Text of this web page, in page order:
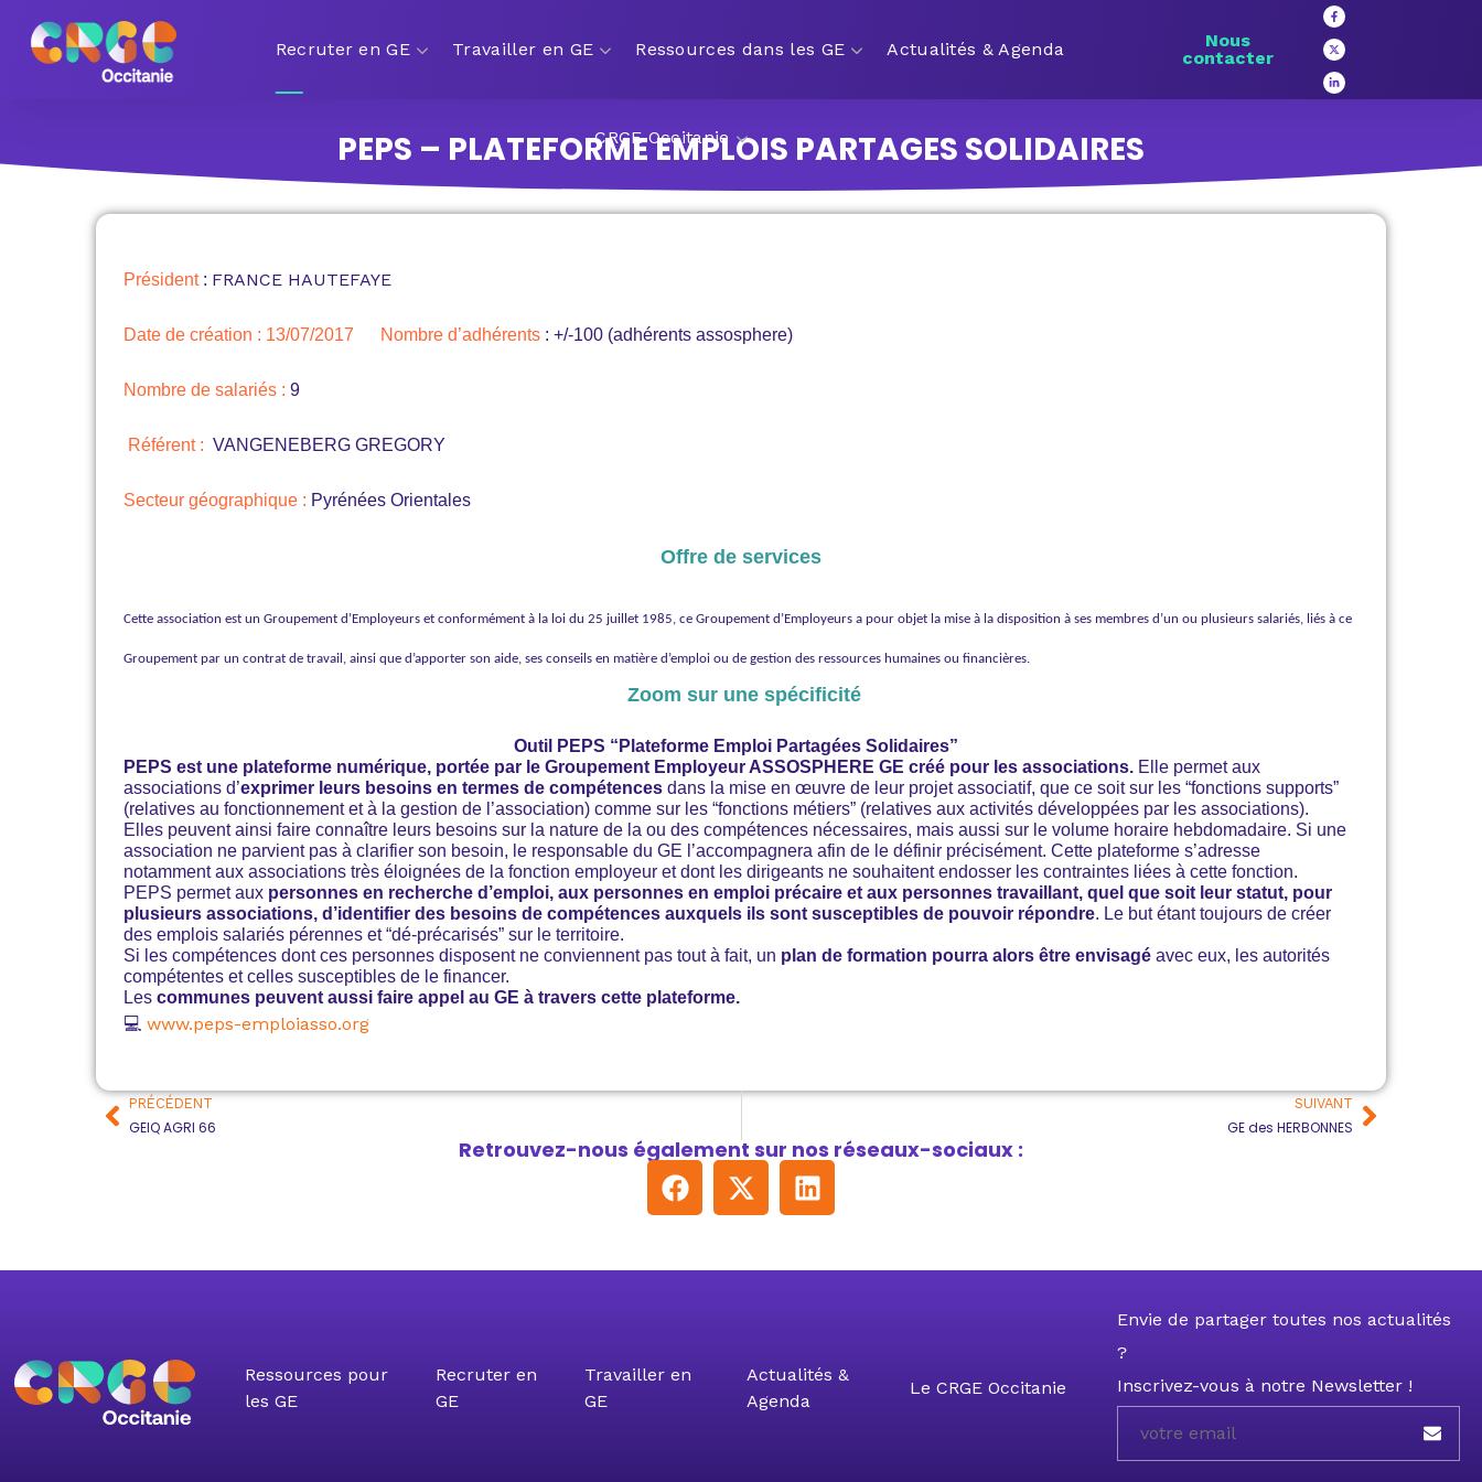
Recruter en GE Travailler en GE Ressources dans les GE Actualités & Agenda
CRGE Occitanie
Nous
contacter
PEPS – PLATEFORME EMPLOIS PARTAGES SOLIDAIRES
Président : FRANCE HAUTEFAYE
Date de création : 13/07/2017 Nombre d’adhérents : +/-100 (adhérents assosphere)
Nombre de salariés : 9
Référent : VANGENEBERG GREGORY
Secteur géographique : Pyrénées Orientales
Offre de services
Cette association est un Groupement d’Employeurs et conformément à la loi du 25 juillet 1985, ce Groupement d’Employeurs a pour objet la mise à la disposition à ses membres d’un ou plusieurs salariés, liés à ce
Groupement par un contrat de travail, ainsi que d’apporter son aide, ses conseils en matière d’emploi ou de gestion des ressources humaines ou financières.
Zoom sur une spécificité
Outil PEPS “Plateforme Emploi Partagées Solidaires”
PEPS est une plateforme numérique, portée par le Groupement Employeur ASSOSPHERE GE créé pour les associations. Elle permet aux
associations d’exprimer leurs besoins en termes de compétences dans la mise en œuvre de leur projet associatif, que ce soit sur les “fonctions supports”
(relatives au fonctionnement et à la gestion de l’association) comme sur les “fonctions métiers” (relatives aux activités développées par les associations).
Elles peuvent ainsi faire connaître leurs besoins sur la nature de la ou des compétences nécessaires, mais aussi sur le volume horaire hebdomadaire. Si une
association ne parvient pas à clarifier son besoin, le responsable du GE l’accompagnera afin de le définir précisément. Cette plateforme s’adresse
notamment aux associations très éloignées de la fonction employeur et dont les dirigeants ne souhaitent endosser les contraintes liées à cette fonction.
PEPS permet aux personnes en recherche d’emploi, aux personnes en emploi précaire et aux personnes travaillant, quel que soit leur statut, pour
plusieurs associations, d’identifier des besoins de compétences auxquels ils sont susceptibles de pouvoir répondre. Le but étant toujours de créer
des emplois salariés pérennes et “dé-précarisés” sur le territoire.
Si les compétences dont ces personnes disposent ne conviennent pas tout à fait, un plan de formation pourra alors être envisagé avec eux, les autorités
compétentes et celles susceptibles de le financer.
Les communes peuvent aussi faire appel au GE à travers cette plateforme.
💻 www.peps-emploiasso.org
PRÉCÉDENT
GEIQ AGRI 66
SUIVANT
GE des HERBONNES
Retrouvez-nous également sur nos réseaux-sociaux :
Ressources pour
les GE
Recruter en
GE
Travailler en
GE
Actualités &
Agenda
Le CRGE Occitanie
Envie de partager toutes nos actualités
?
Inscrivez-vous à notre Newsletter !